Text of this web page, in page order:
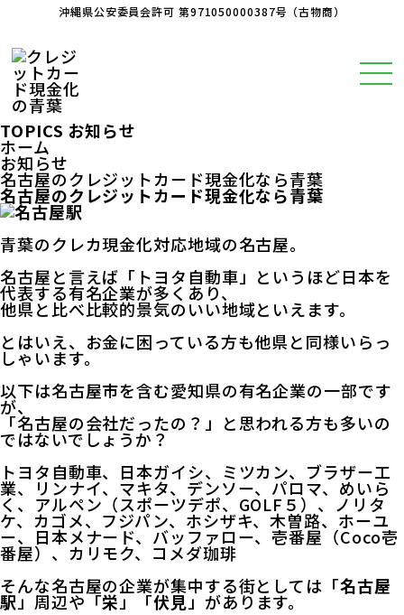
沖縄県公安委員会許可 第971050000387号（古物商）
TOPICS お知らせ
ホーム
お知らせ
名古屋のクレジットカード現金化なら青葉
名古屋のクレジットカード現金化なら青葉
青葉のクレカ現金化対応地域の名古屋。
名古屋と言えば「トヨタ自動車」というほど日本を
代表する有名企業が多くあり、
他県と比べ比較的景気のいい地域といえます。
とはいえ、お金に困っている方も他県と同様いらっ
しゃいます。
以下は名古屋市を含む愛知県の有名企業の一部です
が、
「名古屋の会社だったの？」と思われる方も多いの
ではないでしょうか？
トヨタ自動車、日本ガイシ、ミツカン、ブラザー工
業、リンナイ、マキタ、デンソー、パロマ、めいら
く、アルペン（スポーツデポ、GOLF５）、ノリタ
ケ、カゴメ、フジパン、ホシザキ、木曽路、ホーユ
ー、日本メナード、バッファロー、壱番屋（Coco壱
番屋）、カリモク、コメダ珈琲
そんな名古屋の企業が集中する街としては「名古屋
駅 」周辺や「栄 」「伏見 」があります。